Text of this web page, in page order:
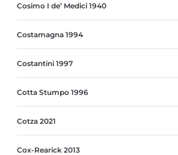
Cosimo I de’ Medici 1940
Costamagna 1994
Costantini 1997
Cotta Stumpo 1996
Cotza 2021
Cox-Rearick 2013